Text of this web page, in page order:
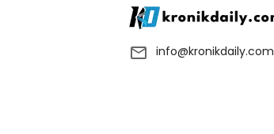
info@kronikdaily.com